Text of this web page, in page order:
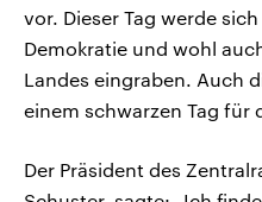
vor. Dieser Tag werde
Demokratie und wohl
Landes eingraben. Auch
einem schwarzen Tag für
Der Präsident des